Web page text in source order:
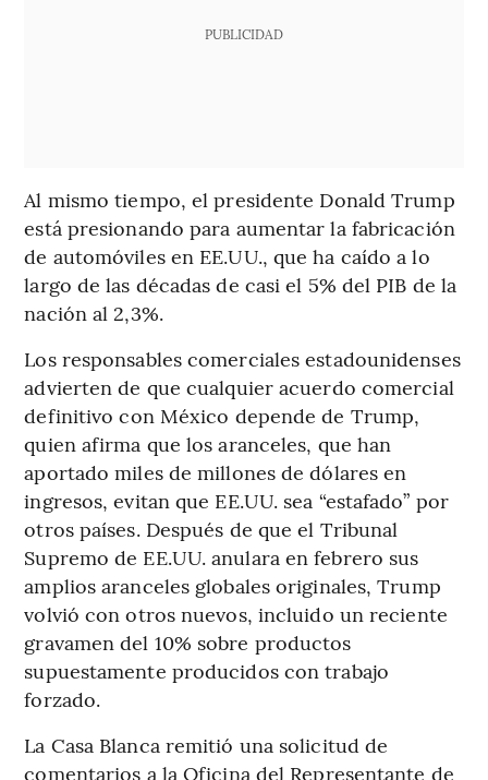
PUBLICIDAD
Al mismo tiempo, el presidente Donald Trump
está presionando para aumentar la fabricación
de automóviles en EE.UU., que ha caído a lo
largo de las décadas de casi el 5% del PIB de la
nación al 2,3%.
Los responsables comerciales estadounidenses
advierten de que cualquier acuerdo comercial
definitivo con México depende de Trump,
quien afirma que los aranceles, que han
aportado miles de millones de dólares en
ingresos, evitan que EE.UU. sea “estafado” por
otros países. Después de que el Tribunal
Supremo de EE.UU. anulara en febrero sus
amplios aranceles globales originales, Trump
volvió con otros nuevos, incluido un reciente
gravamen del 10% sobre productos
supuestamente producidos con trabajo
forzado.
La Casa Blanca remitió una solicitud de
comentarios a la Oficina del Representante de